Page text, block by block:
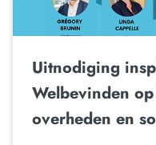
Uitnodiging
Welbevinden
overheden en